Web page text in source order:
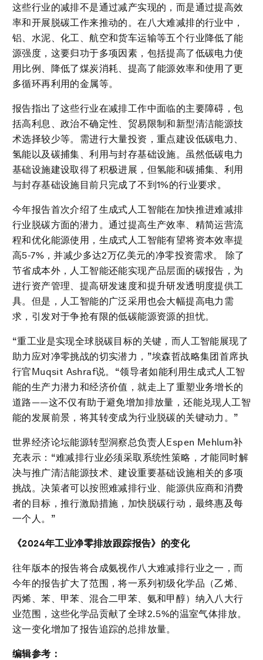
这些行业的减排不是通过减产实现的，而是通过提高效
率和开展脱碳工作来推动的。在八大难减排的行业中，
铝、水泥、化工、航空和货车运输等五个行业降低了能
源强度，这要归功于多项因素，包括提高了低碳电力使
用比例、降低了煤炭消耗、提高了能源效率和使用了更
多循环再利用的金属等。
报告指出了这些行业在减排工作中面临的主要障碍，包
括高利息、政治不确定性、贸易限制和新型清洁能源技
术选择较少等。需进行大量投资，重点建设低碳电力、
氢能以及碳捕集、利用与封存基础设施。虽然低碳电力
基础设施建设取得了积极进展，但氢能和碳捕集、利用
与封存基础设施目前只完成了不到1%的行业要求。
今年报告首次介绍了生成式人工智能在加快推进难减排
行业脱碳方面的潜力。通过提高生产效率、精简运营流
程和优化能源使用，生成式人工智能有望将资本效率提
高5-7%，并减少多达2万亿美元的净零投资需求。 除了
节省成本外，人工智能还能实现产品层面的碳报告，为
进行资产管理、提高研发速度和提升研发透明度提供工
具。但是，人工智能的广泛采用也会大幅提高电力需
求，引发对于争抢有限的低碳能源资源的担忧。
“重工业是实现全球脱碳目标的关键，而人工智能展现了
助力应对净零挑战的切实潜力，”埃森哲战略集团首席执
行官Muqsit Ashraf说。“领导者如能利用生成式人工智
能的生产力潜力和经济价值，就走上了重塑业务增长的
道路——这不仅有助于避免增加排放量，还能兑现人工智
能的发展前景，将其转变成为行业脱碳的关键动力。”
世界经济论坛能源转型洞察总负责人Espen Mehlum补
充表示：“难减排行业必须采取系统性策略，才能同时解
决与推广清洁能源技术、建设重要基础设施相关的多项
挑战。决策者可以按照难减排行业、能源供应商和消费
者的目标，推行激励措施，加快脱碳行动，最终惠及每
一个人。”
《2024年工业净零排放跟踪报告》的变化
往年版本的报告将合成氨视作八大难减排行业之一，而
今年的报告扩大了范围，将一系列初级化学品（乙烯、
丙烯、苯、甲苯、混合二甲苯、氨和甲醇）纳入八大行
业范围，这些化学品贡献了全球2.5%的温室气体排放。
这一变化增加了报告追踪的总排放量。
编辑参考：